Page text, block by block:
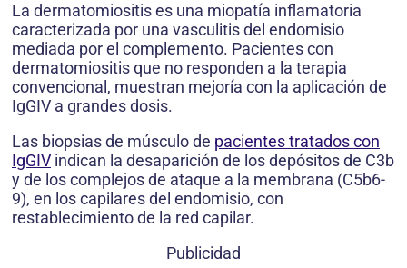
La dermatomiositis es una miopatía inflamatoria
caracterizada por una vasculitis del endomisio
mediada por el complemento. Pacientes con
dermatomiositis que no responden a la terapia
convencional, muestran mejoría con la aplicación de
IgGIV a grandes dosis.
Las biopsias de músculo de pacientes tratados con
IgGIV indican la desaparición de los depósitos de C3b
y de los complejos de ataque a la membrana (C5b6-
9), en los capilares del endomisio, con
restablecimiento de la red capilar.
Publicidad